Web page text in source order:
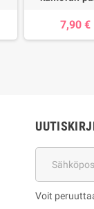
7,90 €
Voit